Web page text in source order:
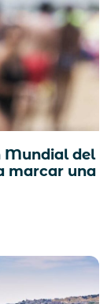
Mundial del
marcar una